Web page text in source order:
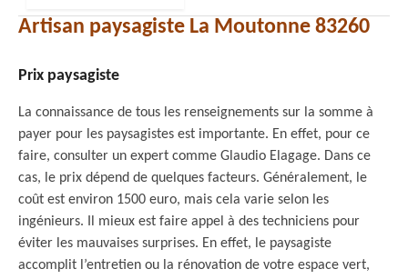
Artisan paysagiste La Moutonne 83260
Prix paysagiste
La connaissance de tous les renseignements sur la somme à
payer pour les paysagistes est importante. En effet, pour ce
faire, consulter un expert comme Glaudio Elagage. Dans ce
cas, le prix dépend de quelques facteurs. Généralement, le
coût est environ 1500 euro, mais cela varie selon les
ingénieurs. Il mieux est faire appel à des techniciens pour
éviter les mauvaises surprises. En effet, le paysagiste
accomplit l’entretien ou la rénovation de votre espace vert,